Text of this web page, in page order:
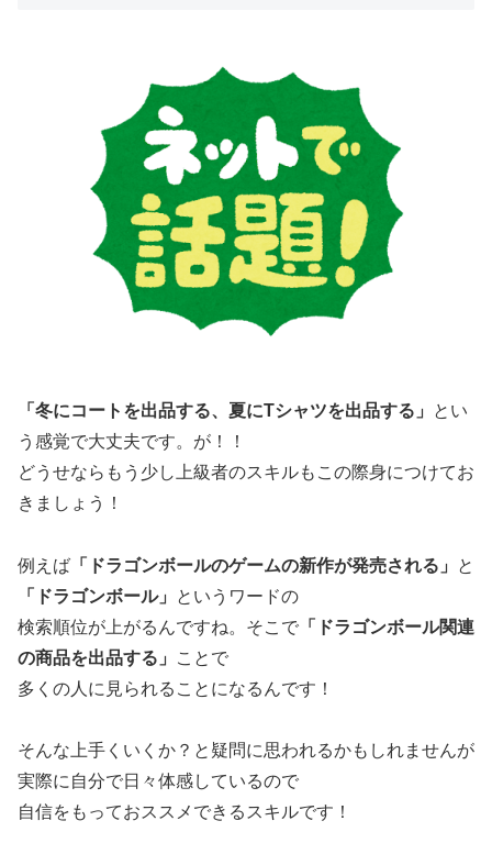
「冬にコートを出品する、夏にTシャツを出品する」
とい
う感覚で大丈夫です。が！！
どうせならもう少し上級者のスキルもこの際身につけてお
きましょう！
例えば 「ドラゴンボールのゲームの新作が発売される」
と
「ドラゴンボール」
というワードの
検索順位が上がるんですね。そこで 「ドラゴンボール関連
の商品を出品する」
ことで
多くの人に見られることになるんです！
そんな上手くいくか？と疑問に思われるかもしれませんが
実際に自分で日々体感しているので
自信をもっておススメできるスキルです！